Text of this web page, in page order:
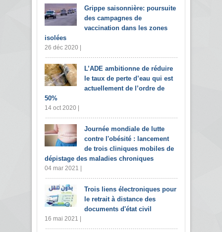
Grippe saisonnière: poursuite
des campagnes de
vaccination dans les zones
isolées
26 déc 2020 |
L’ADE ambitionne de réduire
le taux de perte d’eau qui est
actuellement de l’ordre de
50%
14 oct 2020 |
Journée mondiale de lutte
contre l'obésité : lancement
de trois cliniques mobiles de
dépistage des maladies chroniques
04 mar 2021 |
Trois liens électroniques pour
le retrait à distance des
documents d'état civil
16 mai 2021 |